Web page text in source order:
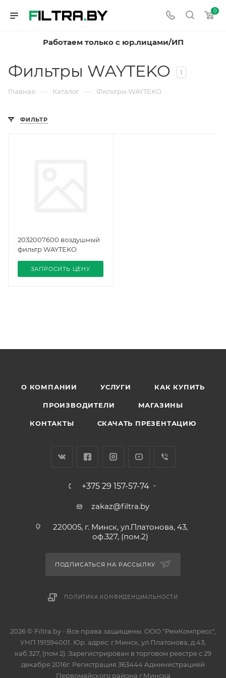
0
Работаем только с юр.лицами/ИП
Фильтры WAYTEKO 1
Главная — Каталог — Фильтры WAYTEKO
ФИЛЬТР
2032007600 воздушный
фильтр WAYTEKO
ЗАПРОСИТЬ ЦЕНУ
О КОМПАНИИ УСЛУГИ КАК КУПИТЬ
ПРОИЗВОДИТЕЛИ МАГАЗИНЫ
КОНТАКТЫ СКАЧАТЬ ПРЕЗЕНТАЦИЮ
+375 29 157-57-74
zakaz@filtra.by
220005, г. Минск, ул.Платонова, 43,
оф.327, (пом.2)
ПОДПИСАТЬСЯ НА РАССЫЛКУ
ПОЛИТИКА КОНФИДЕНЦИАЛЬНОСТИ
2026 © Filtra.by - Все права защищены. ООО "РемКомпресс",
УНП 191594001. Юр. адрес: г.Минск, ул.Платонова, д.43,
каб.327, (пом 2). Зарегистрирован в торговом реестре с 29
декабря 2016г. Регистрация 363444 Администрацией
Первомайского района г.Минска